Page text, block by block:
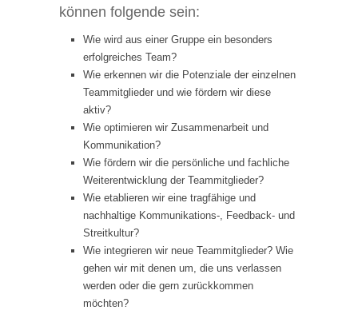
können folgende sein:
Wie wird aus einer Gruppe ein besonders
erfolgreiches Team?
Wie erkennen wir die Potenziale der einzelnen
Teammitglieder und wie fördern wir diese
aktiv?
Wie optimieren wir Zusammenarbeit und
Kommunikation?
Wie fördern wir die persönliche und fachliche
Weiterentwicklung der Teammitglieder?
Wie etablieren wir eine tragfähige und
nachhaltige Kommunikations-, Feedback- und
Streitkultur?
Wie integrieren wir neue Teammitglieder? Wie
gehen wir mit denen um, die uns verlassen
werden oder die gern zurückkommen
möchten?